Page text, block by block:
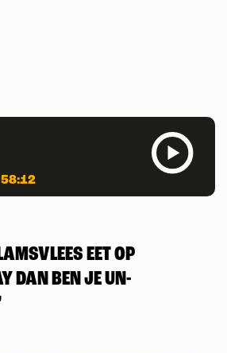
58:12
EET OP
DAN BEN JE UN-